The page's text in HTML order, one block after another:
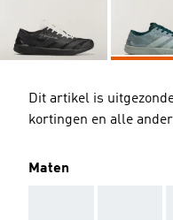
Dit artikel is
kortingen en alle
Maten